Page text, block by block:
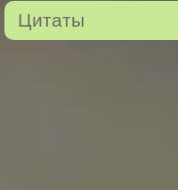
Цитаты